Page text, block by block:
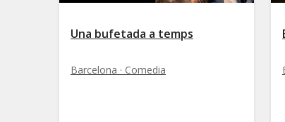
Una bufetada a temps
Barcelona · Comedia